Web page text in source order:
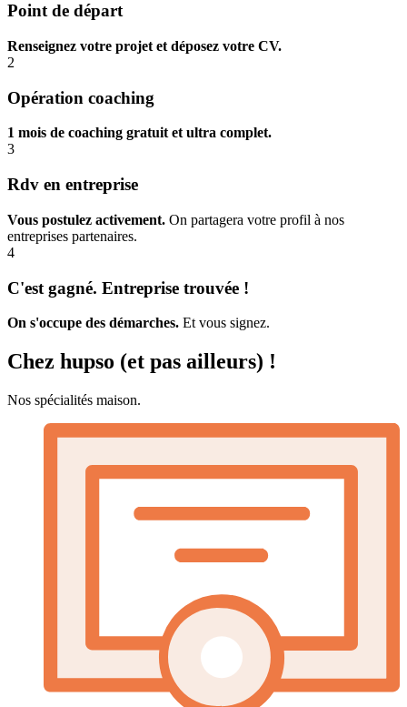
Point de départ
Renseignez votre projet et déposez votre CV.
2
Opération coaching
1 mois de coaching gratuit et ultra complet.
3
Rdv en entreprise
Vous postulez activement. On partagera votre profil à nos
entreprises partenaires.
4
C'est gagné. Entreprise trouvée !
On s'occupe des démarches. Et vous signez.
Chez hupso (et pas ailleurs) !
Nos spécialités maison.